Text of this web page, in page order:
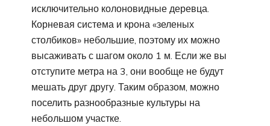
исключительно колоновидные деревца.
Корневая система и крона «зеленых
столбиков» небольшие, поэтому их можно
высаживать с шагом около 1 м. Если же вы
отступите метра на 3, они вообще не будут
мешать друг другу. Таким образом, можно
поселить разнообразные культуры на
небольшом участке.